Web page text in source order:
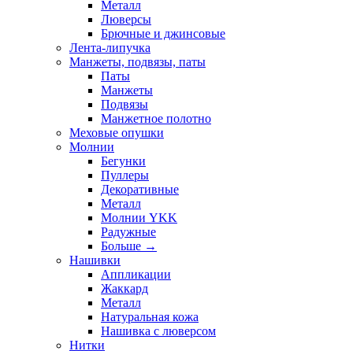
Металл
Люверсы
Брючные и джинсовые
Лента-липучка
Манжеты, подвязы, паты
Паты
Манжеты
Подвязы
Манжетное полотно
Меховые опушки
Молнии
Бегунки
Пуллеры
Декоративные
Металл
Молнии YKK
Радужные
Больше →
Нашивки
Аппликации
Жаккард
Металл
Натуральная кожа
Нашивка с люверсом
Нитки